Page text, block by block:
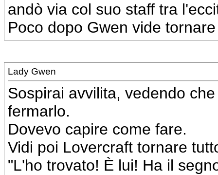
andò via col suo staff tra
Poco dopo Gwen vide
Lady Gwen
Sospirai avvilita, vedendo
fermarlo.
Dovevo capire come fare.
Vidi poi Lovercraft tornare
"L'ho trovato! È lui! Ha il